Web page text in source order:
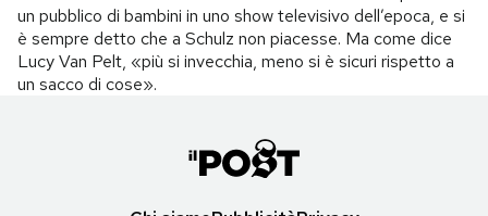
un pubblico di bambini in uno show televisivo dell’epoca, e si
è sempre detto che a Schulz non piacesse. Ma come dice
Lucy Van Pelt, «più si invecchia, meno si è sicuri rispetto a
un sacco di cose».